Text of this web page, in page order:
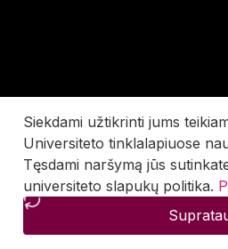
Siekdami užtikrinti jums
Universiteto tinklalapiuose
Tęsdami naršymą jūs
universiteto slapukų politika.